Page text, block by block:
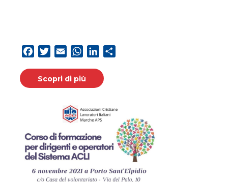
FacebookTwitterEmail WhatsApp
LinkedIn
Scopri di più